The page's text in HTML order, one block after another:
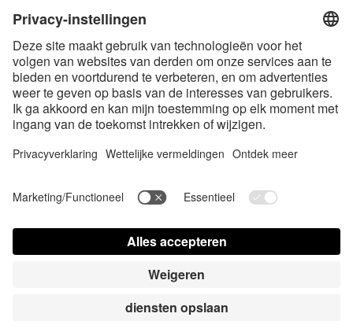
rembourskosten, indien niet anders beschreven
handelsmerken van Bluetooth SIG, Inc. en elk gebruik van dergelijke
Apple, het Apple logo en Apple Watch zijn handelsmerken van Apple Inc.
Google Play en het Google Play-logo zijn handelsmerken van Google LLC.
Contact us today
Gebruiksaanwijzing Kontakt